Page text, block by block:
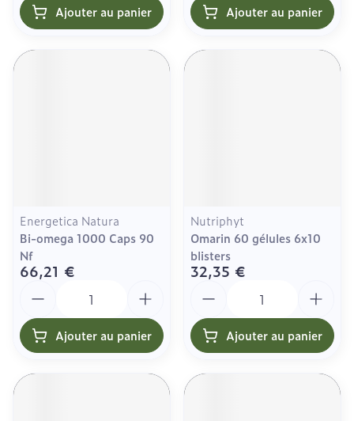
Ajouter au panier Ajouter au panier
Energetica Natura
Bi-omega 1000 Caps 90
Nf
66,21 €
Ajouter au panier
Nutriphyt
Omarin 60 gélules 6x10
blisters
32,35 €
Ajouter au panier